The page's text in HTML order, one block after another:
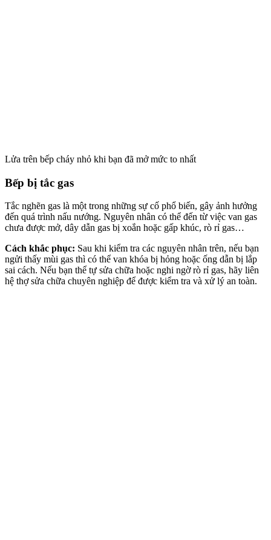
Lửa trên bếp cháy nhỏ khi bạn đã mở mức to nhất
Bếp bị tắc gas
Tắc nghẽn gas là một trong những sự cố phổ biến, gây ảnh hưởng
đến quá trình nấu nướng. Nguyên nhân có thể đến từ việc van gas
chưa được mở, dây dẫn gas bị xoắn hoặc gấp khúc, rò rỉ gas…
Cách khắc phục: Sau khi kiểm tra các nguyên nhân trên, nếu bạn
ngửi thấy mùi gas thì có thể van khóa bị hỏng hoặc ống dẫn bị lắp
sai cách. Nếu bạn thể tự sửa chữa hoặc nghi ngờ rò rỉ gas, hãy liên
hệ thợ sửa chữa chuyên nghiệp để được kiểm tra và xử lý an toàn.